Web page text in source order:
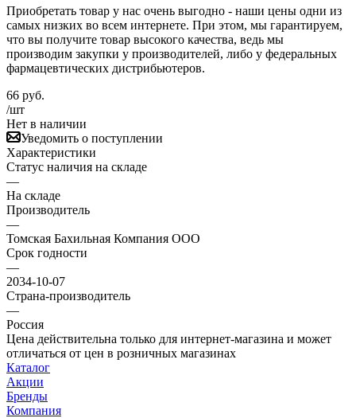
Приобретать товар у нас очень выгодно - наши цены одни из
самых низких во всем интернете. При этом, мы гарантируем,
что вы получите товар высокого качества, ведь мы
производим закупки у производителей, либо у федеральных
фармацевтических дистрибьютеров.
66 руб.
/шт
Нет в наличии
Уведомить о поступлении
Характеристики
Статус наличия на складе
—
На складе
Производитель
—
Томская Бахильная Компания ООО
Срок годности
—
2034-10-07
Страна-производитель
—
Россия
Цена действительна только для интернет-магазина и может
отличаться от цен в розничных магазинах
Каталог
Акции
Бренды
Компания